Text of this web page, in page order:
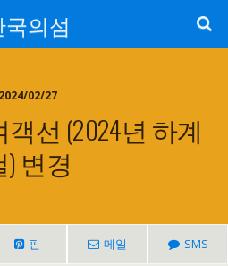
국의섬
2024/02/27
선 (2024년 하계
) 변경
핀 메일 SMS